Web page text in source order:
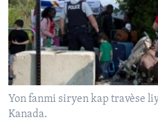
Yon fanmi siryen kap travèse
Kanada.